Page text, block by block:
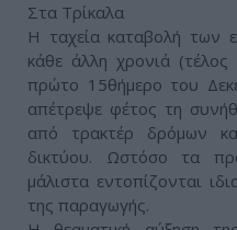
Στα Τρίκαλα
Η ταχεία καταβολή των
κάθε άλλη χρονιά
πρώτο 15θήμερο του
απέτρεψε φέτος τη
από τρακτέρ δρόμων
δικτύου. Ωστόσο τα
μάλιστα εντοπίζονται
της παραγωγής.